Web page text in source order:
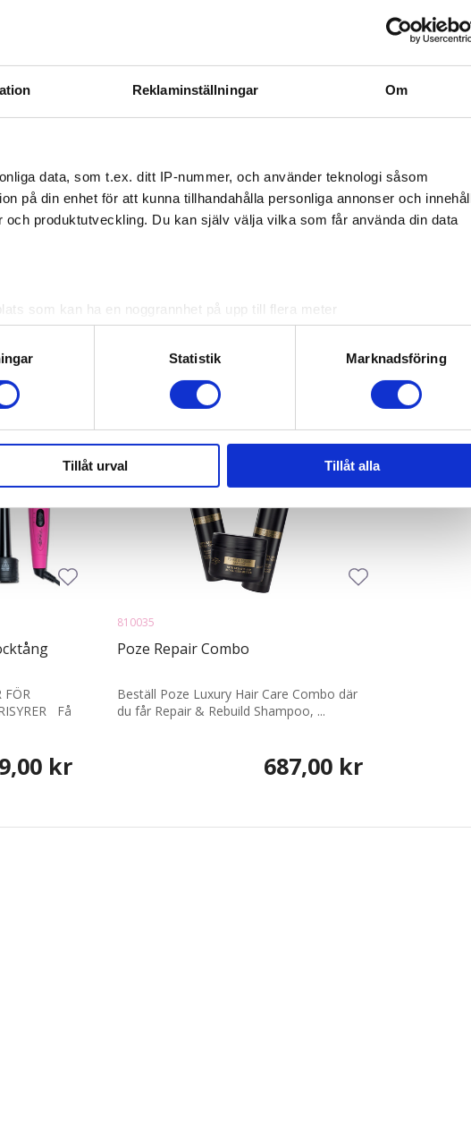
Reklaminställningar Om
data, som t.ex. ditt IP-nummer, och använder teknologi såsom
på din enhet för att kunna tillhandahålla personliga annonser och
produktutveckling. Du kan själv välja vilka som får använda din data
som kan ha en noggrannhet på upp till flera meter
den för specifika kännetecken (fingeravtryck)
behandlas och ställ in dina preferenser i
detaljsektionen. Du kan ändra
även sådana identifierare och annan information från din enhet
som vi samarbetar med. Dessa kan i sin tur kombinera informationen
eller som de har samlat in när du har använt deras tjänster.
Statistik Marknadsföring
Tillåt urval Tillåt alla
9N
LÄGG I
FÖR
Få
kr
810035
Poze Repair Combo
Beställ Poze Luxury Hair Care Combo där
du får Repair & Rebuild Shampoo, ...
687,00 kr